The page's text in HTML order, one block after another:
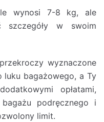
wynosi 7-8 kg, ale
szczegóły w swoim
wyznaczone
luku bagażowego, a Ty
opłatami,
podręcznego i
limit.